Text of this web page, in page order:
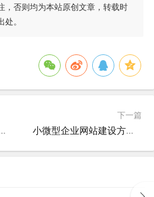
，否则均为本站原创文章，转载时
。
有专业拼车，团购，旅游的网站啊？
下一篇
小微型企业网站建设方案,小型网络公司怎么盈利？